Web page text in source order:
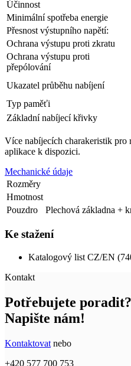
Účinnost
Minimální spotřeba energie
Přesnost výstupního napětí:
Ochrana výstupu proti zkratu
Ochrana výstupu proti
přepólování
Ukazatel průběhu nabíjení
Typ paměťi
Základní nabíjecí křivky
Více nabíjecích charakeristik pro
aplikace k dispozici.
Mechanické údaje
Rozměry
Hmotnost
Pouzdro
Plechová základna +
Ke stažení
Katalogový list CZ/EN
Kontakt
Potřebujete poradit?
Napište nám!
Kontaktovat nebo
+420 577 700 753